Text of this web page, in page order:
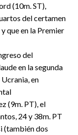
(10m. ST),
del certamen
que en la Premier
del
en la segunda
en
(9m. PT), el
24 y 38m. PT
(también dos